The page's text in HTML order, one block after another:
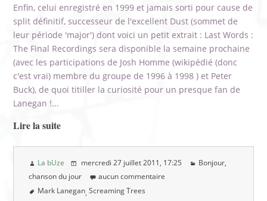
Enfin, celui enregistré en 1999 et jamais sorti pour cause de
split définitif, successeur de l'excellent Dust (sommet de
leur période 'major') dont voici un petit extrait : Last Words :
The Final Recordings sera disponible la semaine prochaine
(avec les participations de Josh Homme (wikipédié (donc
c'est vrai) membre du groupe de 1996 à 1998 ) et Peter
Buck), de quoi titiller la curiosité pour un presque fan de
Lanegan !...
Lire la suite
La bUze mercredi 27 juillet 2011 , 17:25
Bonjour,
chanson du jour
aucun commentaire
Mark Lanegan Screaming Trees